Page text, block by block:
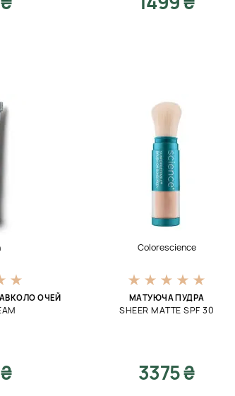
ОЧЕЙ
Colorescience
МАТУЮЧА ПУДРА
SHEER MATTE SPF 30
3375 ₴